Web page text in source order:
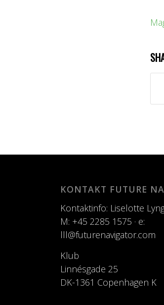
KONTAKT FUTURE
Kontaktinfo: Liselotte
M: +45 2285 1575 · e:
lll@futurenavigator.com
Klub
Linnésgade 25
DK-1361 Copenhagen K